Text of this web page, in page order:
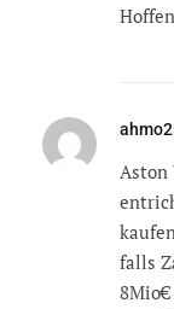
Aston
falls